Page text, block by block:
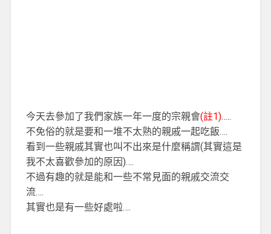
今天去參加了我們家族一年一度的宗親會(註1)…..
不免俗的就是要和一堆不太熟的親戚一起吃飯….
看到一些親戚其實也叫不出來是什麼稱謂(其實這是
我不太喜歡參加的原因)….
不過有趣的就是能和一些不常見面的親戚交流交
流….
其實也是有一些好處啦….